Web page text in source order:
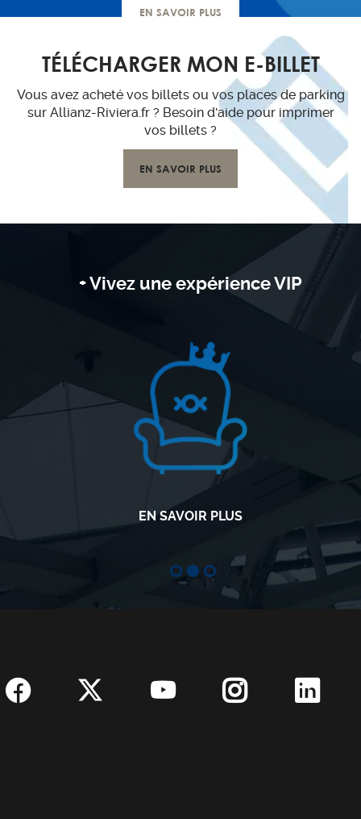
EN SAVOIR PLUS
TÉLÉCHARGER MON E-BILLET
Vous avez acheté vos billets ou vos places de parking
sur Allianz-Riviera.fr ? Besoin d'aide pour imprimer
vos billets ?
EN SAVOIR PLUS
+ Vivez une expérience VIP
EN SAVOIR PLUS